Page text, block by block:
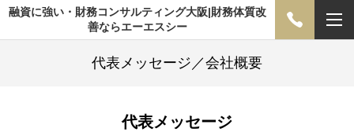
融資に強い・財務コンサルティング大阪|財務体質改
善ならエーエスシー
代表メッセージ／会社概要
代表メッセージ